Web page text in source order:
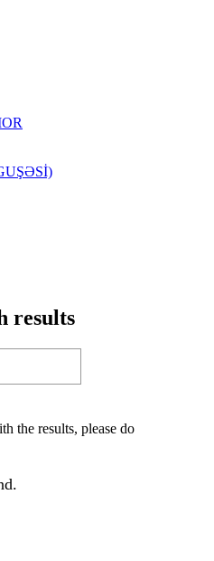
results
the results, please do